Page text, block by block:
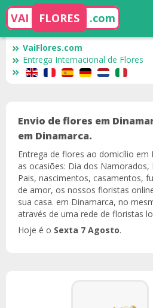
VAI FLORES .com
VaiFlores.com
Entrega Internacional de Flores
Envio de flores em
em Dinamarca.
Entrega de flores ao domicílio em
as ocasiões: Dia dos Namorados,
Pais, nascimentos, casamentos,
de amor, os nossos floristas
sua casa. em Dinamarca, no
através de uma rede de floristas
Hoje é o Sexta 7 Agosto.